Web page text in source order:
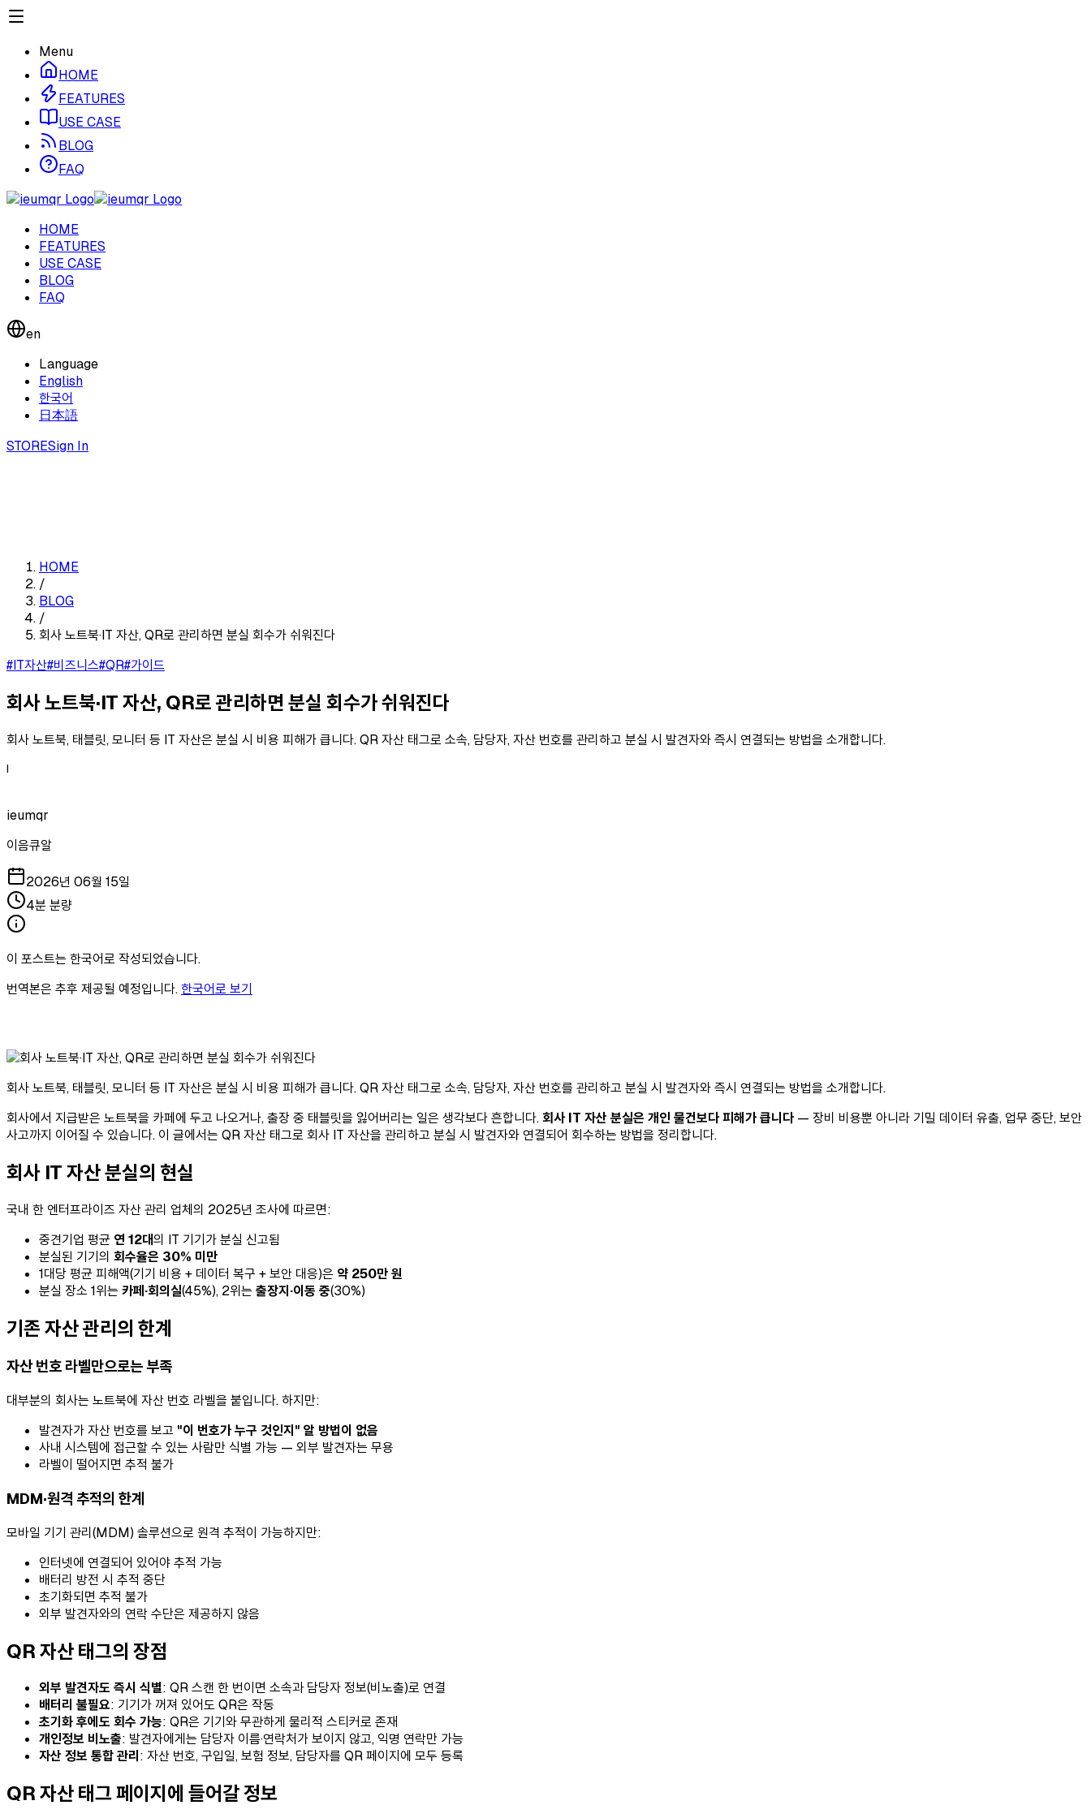
Menu
HOME
FEATURES
USE CASE
BLOG
FAQ
HOME
FEATURES
USE CASE
BLOG
FAQ
en
Language
English
한국어
日本語
STORESign In
HOME
/
BLOG
/
회사 노트북·IT 자산, QR로 관리하면 분실 회수가 쉬워진다
#IT자산#비즈니스#QR#가이드
회사 노트북·IT 자산, QR로 관리하면 분실 회수가 쉬워진다
회사 노트북, 태블릿, 모니터 등 IT 자산은 분실 시 비용 피해가 큽니다. QR 자산 태그로 소속, 담당자, 자산 번호를 관리하고 분실 시 발견자와 즉시 연결되는 방법을 소개합니다.
I
ieumqr
이음큐알
2026년 06월 15일
4분 분량
이 포스트는 한국어로 작성되었습니다.
번역본은 추후 제공될 예정입니다.한국어로 보기
회사 노트북, 태블릿, 모니터 등 IT 자산은 분실 시 비용 피해가 큽니다. QR 자산 태그로 소속, 담당자, 자산 번호를 관리하고 분실 시 발견자와 즉시 연결되는 방법을 소개합니다.
회사에서 지급받은 노트북을 카페에 두고 나오거나, 출장 중 태블릿을 잃어버리는 일은 생각보다 흔합니다.회사 IT 자산 분실은 개인 물건보다 피해가 큽니다 — 장비 비용뿐 아니라 기밀 데이터 유출, 업무 중단, 보안
사고까지 이어질 수 있습니다. 이 글에서는 QR 자산 태그로 회사 IT 자산을 관리하고 분실 시 발견자와 연결되어 회수하는 방법을 정리합니다.
회사 IT 자산 분실의 현실
국내 한 엔터프라이즈 자산 관리 업체의 2025년 조사에 따르면:
중견기업 평균 연 12대의 IT 기기가 분실 신고됨
분실된 기기의 회수율은 30% 미만
1대당 평균 피해액(기기 비용 + 데이터 복구 + 보안 대응)은 약 250만 원
분실 장소 1위는 카페·회의실(45%), 2위는 출장지·이동 중(30%)
기존 자산 관리의 한계
자산 번호 라벨만으로는 부족
대부분의 회사는 노트북에 자산 번호 라벨을 붙입니다. 하지만:
발견자가 자산 번호를 보고 "이 번호가 누구 것인지" 알 방법이 없음
사내 시스템에 접근할 수 있는 사람만 식별 가능 — 외부 발견자는 무용
라벨이 떨어지면 추적 불가
MDM·원격 추적의 한계
모바일 기기 관리(MDM) 솔루션으로 원격 추적이 가능하지만:
인터넷에 연결되어 있어야 추적 가능
배터리 방전 시 추적 중단
초기화되면 추적 불가
외부 발견자와의 연락 수단은 제공하지 않음
QR 자산 태그의 장점
외부 발견자도 즉시 식별: QR 스캔 한 번이면 소속과 담당자 정보(비노출)로 연결
배터리 불필요: 기기가 꺼져 있어도 QR은 작동
초기화 후에도 회수 가능: QR은 기기와 무관하게 물리적 스티커로 존재
개인정보 비노출: 발견자에게는 담당자 이름·연락처가 보이지 않고, 익명 연락만 가능
자산 정보 통합 관리 : 자산 번호, 구입일, 보험 정보, 담당자를 QR 페이지에 모두 등록
QR 자산 태그 페이지에 들어갈 정보